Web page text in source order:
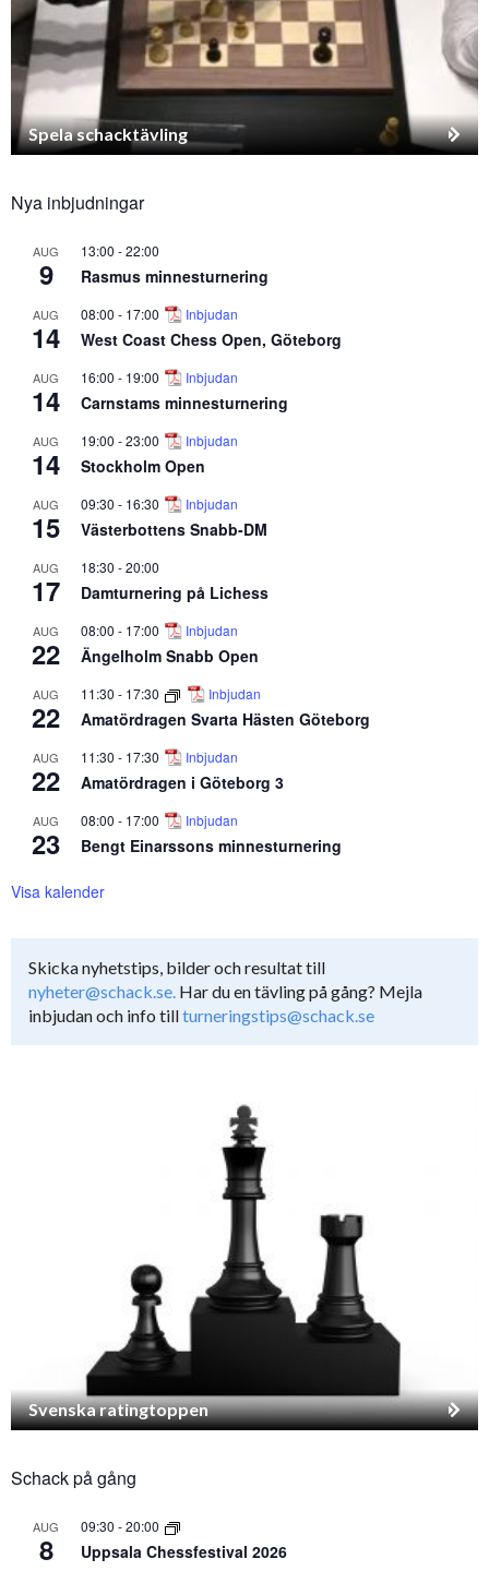
Spela schacktävling
Nya inbjudningar
AUG
9
13:00 -22:00
Rasmus minnesturnering
AUG
14
08:00 - 17:00 Inbjudan
West Coast Chess Open, Göteborg
AUG
14
16:00 - 19:00 Inbjudan
Carnstams minnesturnering
AUG
14
19:00 -23:00 Inbjudan
Stockholm Open
AUG
15
09:30 - 16:30 Inbjudan
Västerbottens Snabb-DM
AUG
17
18:30 -20:00
Damturnering på Lichess
AUG
22
08:00 - 17:00 Inbjudan
Ängelholm Snabb Open
AUG
22
11:30 - 17:30 Inbjudan
Amatördragen Svarta Hästen Göteborg
AUG
22
11:30 - 17:30 Inbjudan
Amatördragen i Göteborg 3
AUG
23
08:00 - 17:00 Inbjudan
Bengt Einarssons minnesturnering
Visa kalender
Skicka nyhetstips, bilder och resultat till
nyheter@schack.se. Har du en tävling på gång? Mejla
inbjudan och info tillturneringstips@schack.se
Svenska ratingtoppen
Schack på gång
AUG
8
09:30 -20:00
Uppsala Chessfestival 2026